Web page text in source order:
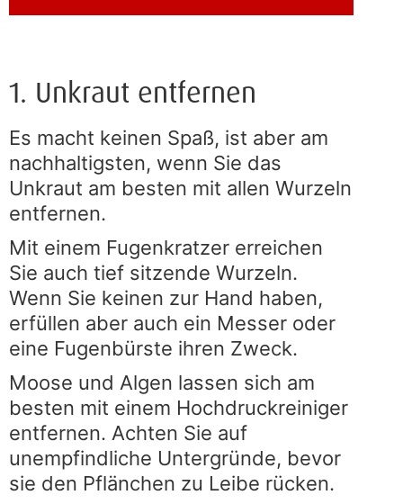
1. Unkraut entfernen
Es macht keinen Spaß, ist aber am
nachhaltigsten, wenn Sie das
Unkraut am besten mit allen Wurzeln
entfernen.
Mit einem Fugenkratzer erreichen
Sie auch tief sitzende Wurzeln.
Wenn Sie keinen zur Hand haben,
erfüllen aber auch ein Messer oder
eine Fugenbürste ihren Zweck.
Moose und Algen lassen sich am
besten mit einem Hochdruckreiniger
entfernen. Achten Sie auf
unempfindliche Untergründe, bevor
sie den Pflänchen zu Leibe rücken.